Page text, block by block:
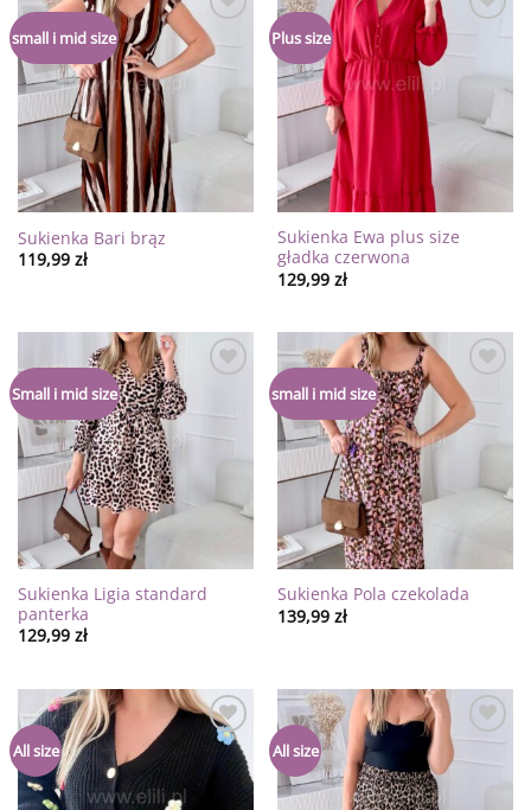
small i mid size
Dodaj
do
listy
Sukienka Bari brąz
119,99 zł
Plus size
Sukienka Ewa plus size
gładka czerwona
129,99 zł
Small i mid size
listy
życzeń
Sukienka Ligia standard
panterka
129,99 zł
small i mid size
Dodaj
do
listy
życzeń
Sukienka Pola czekolada
139,99 zł
All size
Dodaj
All size
Dodaj